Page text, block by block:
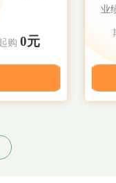
购 0元
业